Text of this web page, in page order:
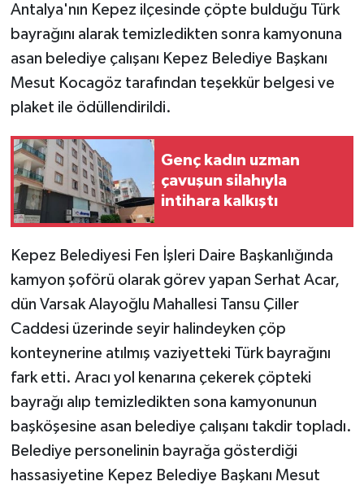
Antalya'nın Kepez ilçesinde çöpte bulduğu Türk
bayrağını alarak temizledikten sonra kamyonuna
asan belediye çalışanı Kepez Belediye Başkanı
Mesut Kocagöz tarafından teşekkür belgesi ve
plaket ile ödüllendirildi.
Genç kadın uzman
çavuşun silahıyla
intihara kalkıştı
Kepez Belediyesi Fen İşleri Daire Başkanlığında
kamyon şoförü olarak görev yapan Serhat Acar,
dün Varsak Alayoğlu Mahallesi Tansu Çiller
Caddesi üzerinde seyir halindeyken çöp
konteynerine atılmış vaziyetteki Türk bayrağını
fark etti. Aracı yol kenarına çekerek çöpteki
bayrağı alıp temizledikten sona kamyonunun
başköşesine asan belediye çalışanı takdir topladı.
Belediye personelinin bayrağa gösterdiği
hassasiyetine Kepez Belediye Başkanı Mesut